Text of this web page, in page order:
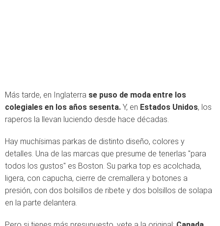
Más tarde, en Inglaterra se puso de moda entre los
colegiales en los años sesenta. Y, en Estados Unidos, los
raperos la llevan luciendo desde hace décadas.
Hay muchísimas parkas de distinto diseño, colores y
detalles. Una de las marcas que presume de tenerlas "para
todos los gustos" es Boston. Su parka top es acolchada,
ligera, con capucha, cierre de cremallera y botones a
presión, con dos bolsillos de ribete y dos bolsillos de solapa
en la parte delantera.